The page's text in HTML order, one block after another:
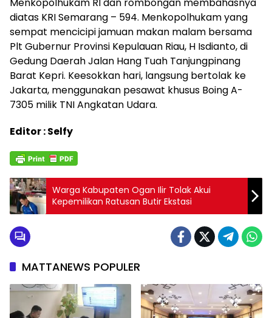
diatas KRI Semarang – 594. Menkopolhukam yang
sempat mencicipi jamuan makan malam bersama
Plt Gubernur Provinsi Kepulauan Riau, H Isdianto, di
Gedung Daerah Jalan Hang Tuah Tanjungpinang
Barat Kepri. Keesokkan hari, langsung bertolak ke
Jakarta, menggunakan pesawat khusus Boing A-
7305 milik TNI Angkatan Udara.
Editor : Selfy
Warga Kabupaten Ogan Ilir Tolak Akui
Kepemilikan Ratusan Butir Ekstasi
MATTANEWS POPULER